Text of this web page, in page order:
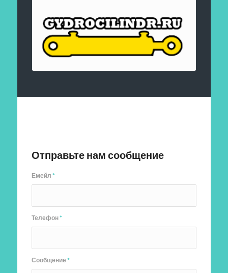
Отправьте нам сообщение
Емейл*
Телефон*
Сообщение*